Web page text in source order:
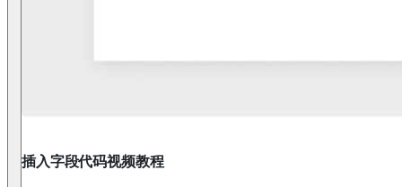
插入字段代码视频教程